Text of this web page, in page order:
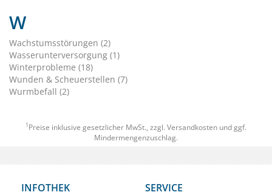
W
Wachstumsstörungen (2)
Wasserunterversorgung (1)
Winterprobleme (18)
Wunden & Scheuerstellen (7)
Wurmbefall (2)
1 Preise inklusive gesetzlicher MwSt., zzgl. Versandkosten und ggf.
Mindermengenzuschlag.
INFOTHEK SERVICE